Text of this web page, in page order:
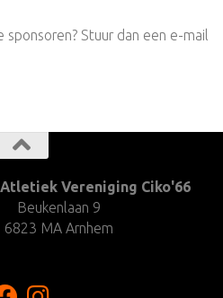
Stuur dan een e-mail
Vereniging Ciko'66
Beukenlaan 9
6823 MA Arnhem